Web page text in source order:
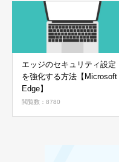
エッジのセキュリティ設定
を強化する方法【Microsoft
Edge】
閲覧数：8780